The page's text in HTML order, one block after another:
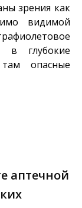
зрения как
видимой
в глубокие
опасные
аптечной